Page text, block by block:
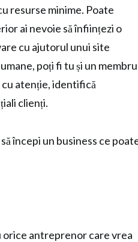
resurse minime. Poate
ai nevoie să înființezi o
cu ajutorul unui site
poți fi tu și un membru
atenție, identifică
clienți.
începi un business ce
antreprenor care vrea